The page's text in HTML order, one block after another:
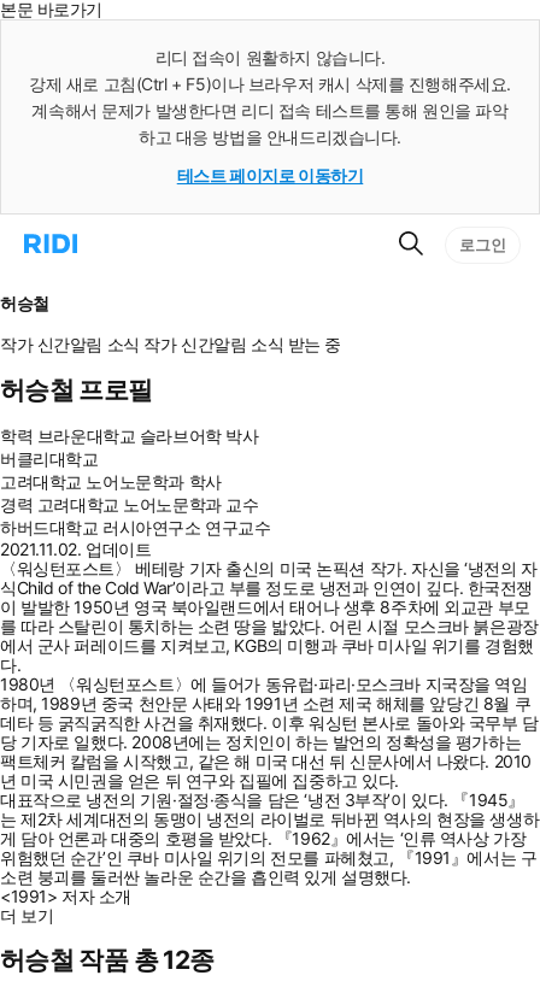
본문 바로가기
리디 접속이 원활하지 않습니다.
강제 새로 고침(Ctrl + F5)이나 브라우저 캐시 삭제를 진행해주세요.
계속해서 문제가 발생한다면 리디 접속 테스트를 통해 원인을 파악
하고 대응 방법을 안내드리겠습니다.
테스트 페이지로 이동하기
리
으
로
이
동
검
로그인
허승철
작가 신간알림 소식 작가 신간알림 소식 받는 중
허승철 프로필
학력 브라운대학교 슬라브어학 박사
버클리대학교
고려대학교 노어노문학과 학사
경력 고려대학교 노어노문학과 교수
하버드대학교 러시아연구소 연구교수
2021.11.02. 업데이트
〈워싱턴포스트〉 베테랑 기자 출신의 미국 논픽션 작가. 자신을 ‘냉전의 자
식Child of the Cold War’이라고 부를 정도로 냉전과 인연이 깊다. 한국전쟁
이 발발한 1950년 영국 북아일랜드에서 태어나 생후 8주차에 외교관 부모
를 따라 스탈린이 통치하는 소련 땅을 밟았다. 어린 시절 모스크바 붉은광장
에서 군사 퍼레이드를 지켜보고, KGB의 미행과 쿠바 미사일 위기를 경험했
다.
1980년 〈워싱턴포스트〉에 들어가 동유럽·파리·모스크바 지국장을 역임
하며, 1989년 중국 천안문 사태와 1991년 소련 제국 해체를 앞당긴 8월 쿠
데타 등 굵직굵직한 사건을 취재했다. 이후 워싱턴 본사로 돌아와 국무부 담
당 기자로 일했다. 2008년에는 정치인이 하는 발언의 정확성을 평가하는
팩트체커 칼럼을 시작했고, 같은 해 미국 대선 뒤 신문사에서 나왔다. 2010
년 미국 시민권을 얻은 뒤 연구와 집필에 집중하고 있다.
대표작으로 냉전의 기원·절정·종식을 담은 ‘냉전 3부작’이 있다. 『1945』
는 제2차 세계대전의 동맹이 냉전의 라이벌로 뒤바뀐 역사의 현장을 생생하
게 담아 언론과 대중의 호평을 받았다. 『1962』에서는 ‘인류 역사상 가장
위험했던 순간’인 쿠바 미사일 위기의 전모를 파헤쳤고, 『1991』에서는 구
소련 붕괴를 둘러싼 놀라운 순간을 흡인력 있게 설명했다.
<1991> 저자 소개
더 보기
허승철 작품 총 12종